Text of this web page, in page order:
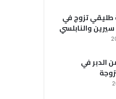
طليقي تزوج في
سيرين والنابلسي
الدبر في